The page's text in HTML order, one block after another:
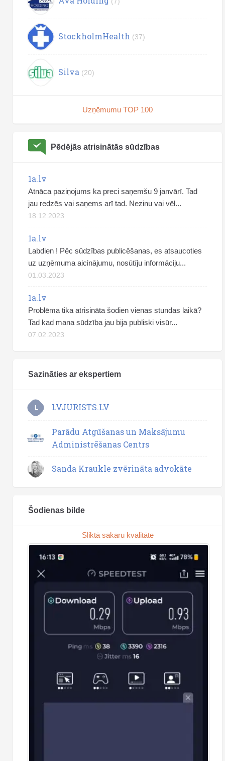
StockholmHealth (37)
Silva (20)
Uzņēmumu TOP 100
Pēdējās atrisinātās sūdzības
1a.lv
Atnāca paziņojums ka preci saņemšu 9 janvārī. Tad
jau redzēs vai saņems arī tad. Nezinu vai vēl...
18.12.2023
1a.lv
Labdien ! Pēc sūdzības publicēšanas, es atsaucoties
uz uzņēmuma aicinājumu, nosūtīju informāciju...
01.03.2023
1a.lv
Problēma tika atrisināta šodien vienas stundas laikā?
Tad kad mana sūdzība jau bija publiski visūr...
07.02.2023
Sazināties ar ekspertiem
L LVJURISTS.LV
Parādu Atgūšanas un Maksājumu
Administrēšanas Centrs
Sanda Kraukle zvērināta advokāte
Šodienas bilde
Sliktā sakaru kvalitāte